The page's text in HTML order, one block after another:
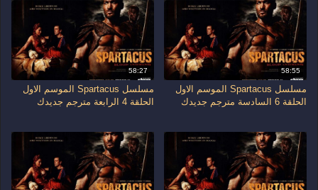
58:55
مسلسل Spartacus الموسم الاول
الحلقة 6 السادسة مترجم جديدك
58:27
مسلسل Spartacus الموسم الاول
الحلقة 4 الرابعة مترجم جديدك